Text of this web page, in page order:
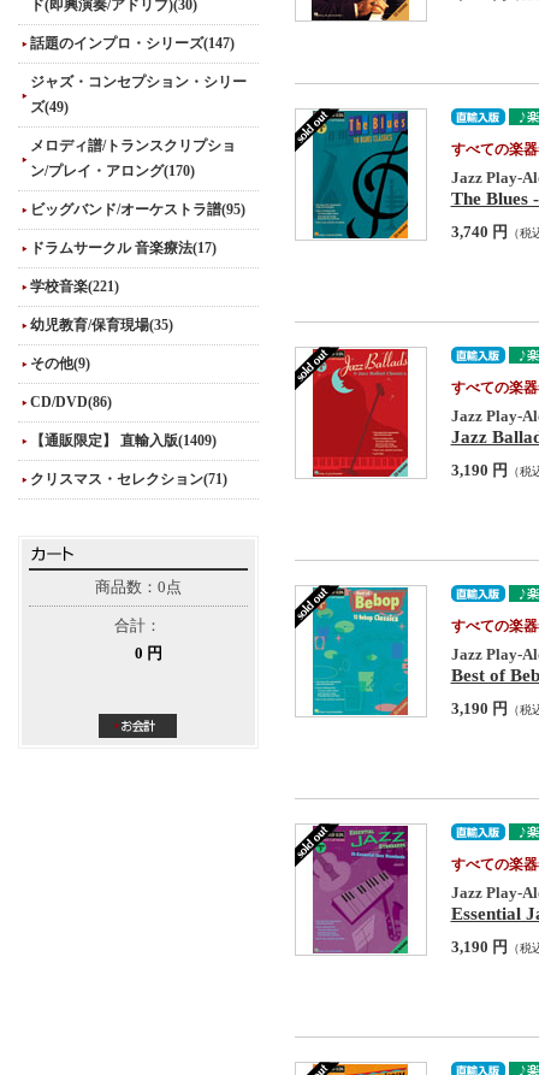
ド(即興演奏/アドリブ)(30)
話題のインプロ・シリーズ(147)
ジャズ・コンセプション・シリー
ズ(49)
メロディ譜/トランスクリプショ
ン/プレイ・アロング(170)
ビッグバンド/オーケストラ譜(95)
ドラムサークル 音楽療法(17)
学校音楽(221)
幼児教育/保育現場(35)
その他(9)
CD/DVD(86)
【通販限定】 直輸入版(1409)
クリスマス・セレクション(71)
商品数：0点
合計：
0 円
すべての楽
Jazz Play-
The Blues
3,740 円 （税
すべての楽
Jazz Play-
Jazz
3,190 円 （税
すべての楽
Jazz Play-
Best of
3,190 円 （税
すべての楽
Jazz Play-
Essential
3,190 円 （税